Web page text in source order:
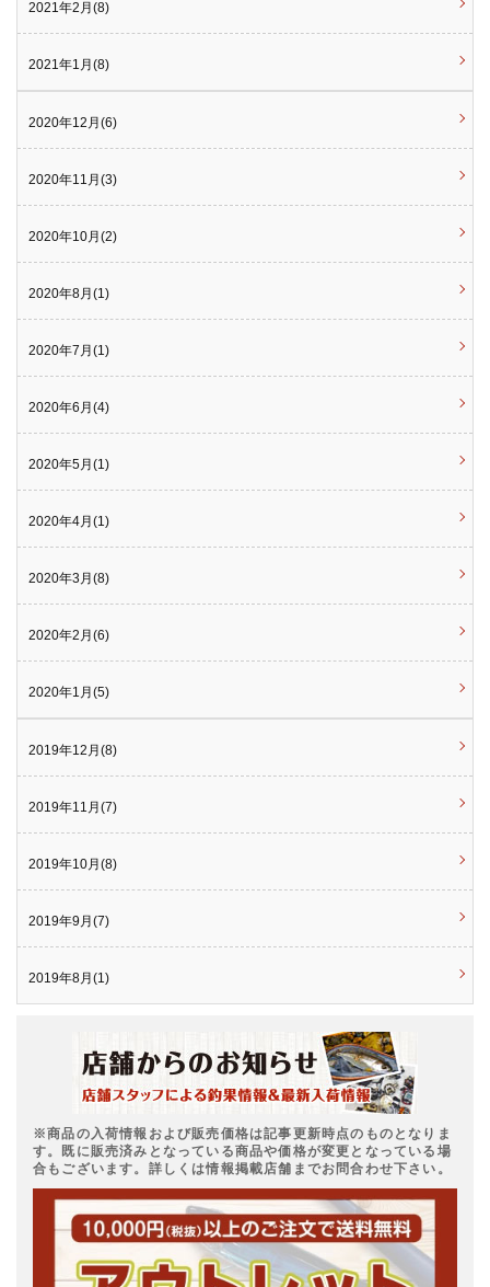
2021年2月(8)
2021年1月(8)
2020年12月(6)
2020年11月(3)
2020年10月(2)
2020年8月(1)
2020年7月(1)
2020年6月(4)
2020年5月(1)
2020年4月(1)
2020年3月(8)
2020年2月(6)
2020年1月(5)
2019年12月(8)
2019年11月(7)
2019年10月(8)
2019年9月(7)
2019年8月(1)
※商品の入荷情報および販売価格は記事更新時点のものとなりま
す。既に販売済みとなっている商品や価格が変更となっている場
合もございます。詳しくは情報掲載店舗までお問合わせ下さい。